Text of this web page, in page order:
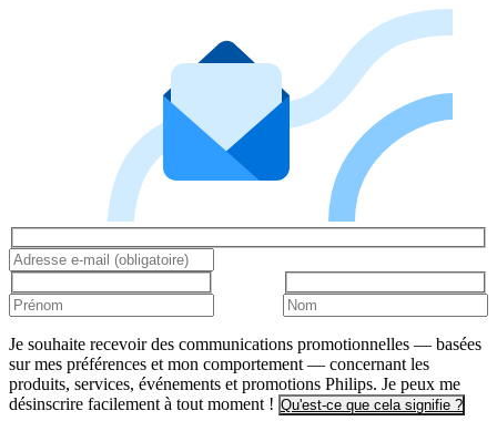
Je souhaite recevoir des communications promotionnelles — basées
sur mes préférences et mon comportement — concernant les
produits, services, événements et promotions Philips. Je peux me
désinscrire facilement à tout moment ! Qu'est-ce que cela signifie ?